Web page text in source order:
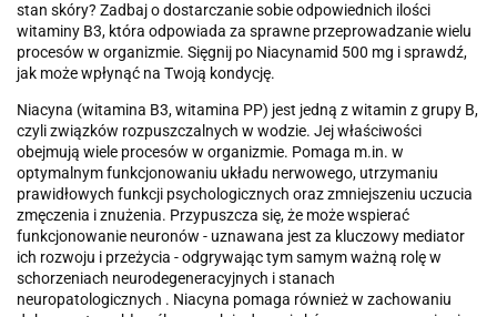
stan skóry? Zadbaj o dostarczanie sobie odpowiednich ilości
witaminy B3, która odpowiada za sprawne przeprowadzanie wielu
procesów w organizmie. Sięgnij po Niacynamid 500 mg i sprawdź,
jak może wpłynąć na Twoją kondycję.
Niacyna (witamina B3, witamina PP) jest jedną z witamin z grupy B,
czyli związków rozpuszczalnych w wodzie. Jej właściwości
obejmują wiele procesów w organizmie. Pomaga m.in. w
optymalnym funkcjonowaniu układu nerwowego, utrzymaniu
prawidłowych funkcji psychologicznych oraz zmniejszeniu uczucia
zmęczenia i znużenia. Przypuszcza się, że może wspierać
funkcjonowanie neuronów - uznawana jest za kluczowy mediator
ich rozwoju i przeżycia - odgrywając tym samym ważną rolę w
schorzeniach neurodegeneracyjnych i stanach
neuropatologicznych . Niacyna pomaga również w zachowaniu